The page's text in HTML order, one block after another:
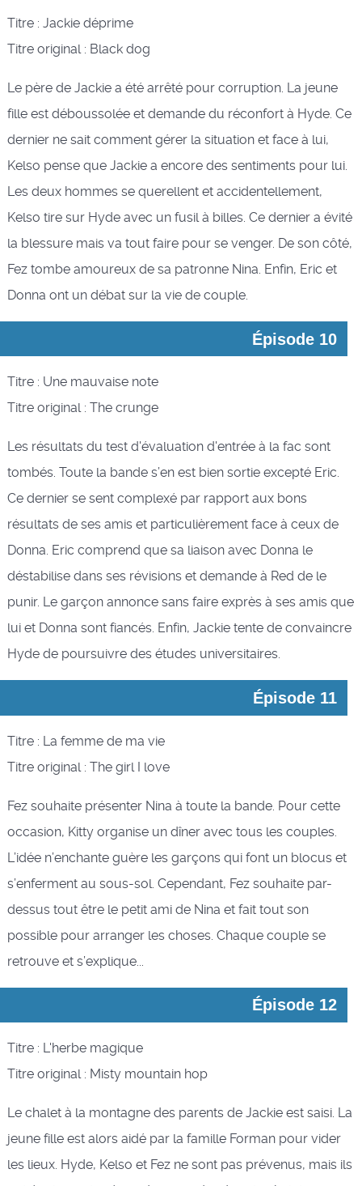
Titre : Jackie déprime
Titre original : Black dog
Le père de Jackie a été arrêté pour corruption. La jeune
fille est déboussolée et demande du réconfort à Hyde. Ce
dernier ne sait comment gérer la situation et face à lui,
Kelso pense que Jackie a encore des sentiments pour lui.
Les deux hommes se querellent et accidentellement,
Kelso tire sur Hyde avec un fusil à billes. Ce dernier a évité
la blessure mais va tout faire pour se venger. De son côté,
Fez tombe amoureux de sa patronne Nina. Enfin, Eric et
Donna ont un débat sur la vie de couple.
Épisode 10
Titre : Une mauvaise note
Titre original : The crunge
Les résultats du test d'évaluation d'entrée à la fac sont
tombés. Toute la bande s’en est bien sortie excepté Eric.
Ce dernier se sent complexé par rapport aux bons
résultats de ses amis et particulièrement face à ceux de
Donna. Eric comprend que sa liaison avec Donna le
déstabilise dans ses révisions et demande à Red de le
punir. Le garçon annonce sans faire exprès à ses amis que
lui et Donna sont fiancés. Enfin, Jackie tente de convaincre
Hyde de poursuivre des études universitaires.
Épisode 11
Titre : La femme de ma vie
Titre original : The girl I love
Fez souhaite présenter Nina à toute la bande. Pour cette
occasion, Kitty organise un dîner avec tous les couples.
L’idée n’enchante guère les garçons qui font un blocus et
s’enferment au sous-sol. Cependant, Fez souhaite par-
dessus tout être le petit ami de Nina et fait tout son
possible pour arranger les choses. Chaque couple se
retrouve et s’explique...
Épisode 12
Titre : L'herbe magique
Titre original : Misty mountain hop
Le chalet à la montagne des parents de Jackie est saisi. La
jeune fille est alors aidé par la famille Forman pour vider
les lieux. Hyde, Kelso et Fez ne sont pas prévenus, mais ils